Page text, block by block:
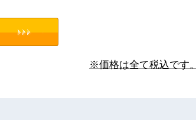
※価格は全て税込です